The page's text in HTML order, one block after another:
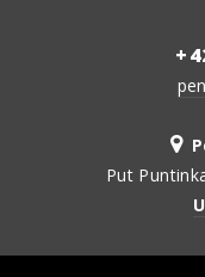
Put